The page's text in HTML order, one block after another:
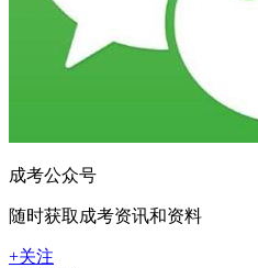
成考公众号
随时获取成考资讯和资料
+关注